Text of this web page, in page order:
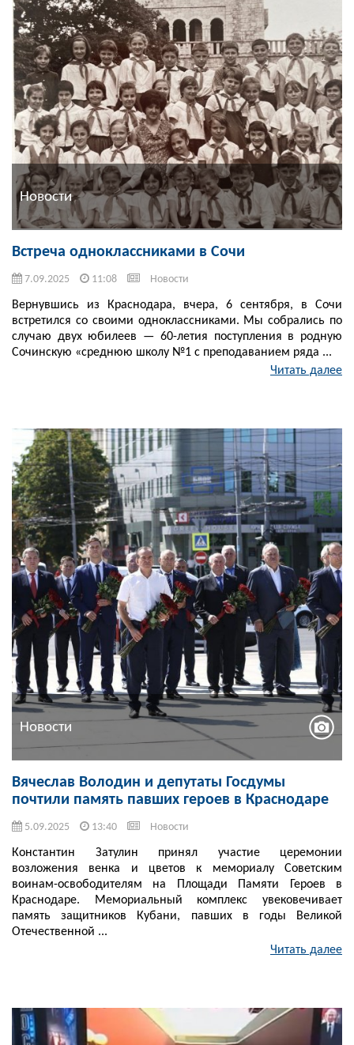
Новости
Встреча одноклассниками в Сочи
7.09.2025 11:08 Новости
Вернувшись из Краснодара, вчера, 6 сентября, в Сочи
встретился со своими одноклассниками. Мы собрались по
случаю двух юбилеев — 60-летия поступления в родную
Сочинскую «среднюю школу №1 с преподаванием ряда ...
Читать далее
Новости
Вячеслав Володин и депутаты Госдумы
почтили память павших героев в Краснодаре
5.09.2025 13:40 Новости
Константин Затулин принял участие церемонии
возложения венка и цветов к мемориалу Советским
воинам-освободителям на Площади Памяти Героев в
Краснодаре. Мемориальный комплекс увековечивает
память защитников Кубани, павших в годы Великой
Отечественной ...
Читать далее